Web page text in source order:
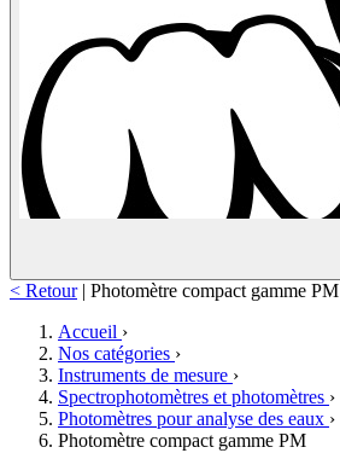
< Retour | Photomètre compact gamme PM
Accueil ›
Nos catégories ›
Instruments de mesure ›
Spectrophotomètres et photomètres ›
Photomètres pour analyse des eaux ›
Photomètre compact gamme PM